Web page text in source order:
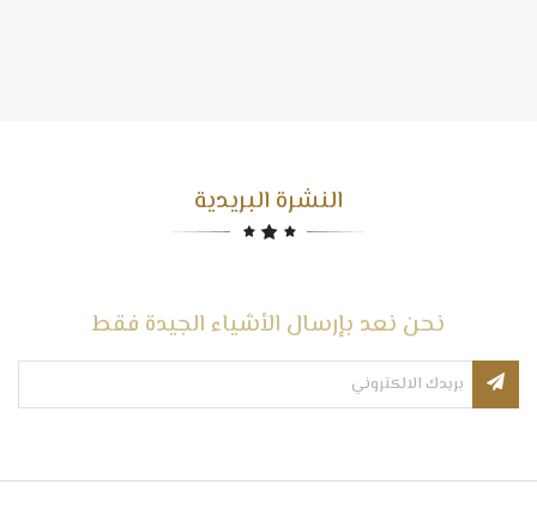
النشرة البريدية
نحن نعد بإرسال الأشياء الجيدة فقط